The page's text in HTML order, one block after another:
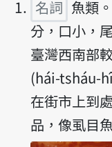
名詞 魚類
分，口小，
臺灣西南部
(hái-tsháu-
在街市上到
品，像虱目